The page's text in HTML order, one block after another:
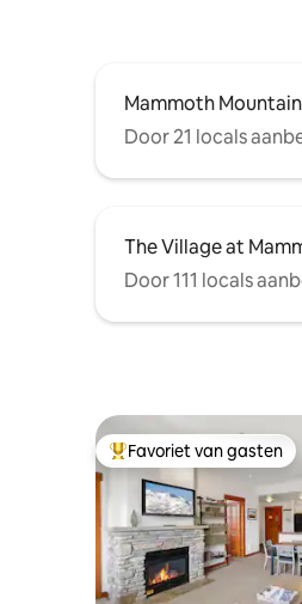
Mammoth
Door 21 locals
The Village at
Door 111 locals
Topfavoriet van gasten
Favoriet van gasten